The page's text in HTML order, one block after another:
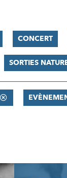
CONCERT
SORTIES